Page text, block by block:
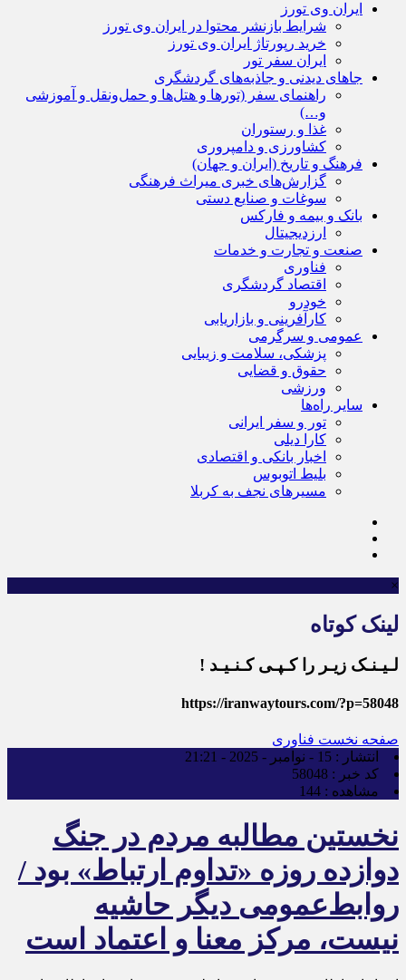
ایران وی تورز
شرایط بازنشر محتوا در ایران وی تورز
خرید رپورتاژ ایران وی تورز
ایران سفر تور
جاهای دیدنی و جاذبه‌های گردشگری
راهنمای سفر (تورها و هتل‌ها و حمل‌و‌نقل و آموزشی
و…)
غذا و رستوران
کشاورزی و دامپروری
فرهنگ و تاریخ (ایران و جهان)
گزارش‌های خبری میراث فرهنگی
سوغات و صنایع دستی
بانک و بیمه و فارکس
ارزدیجیتال
صنعت و تجارت و خدمات
فناوری
اقتصاد گردشگری
خودرو
کارآفرینی و بازاریابی
عمومی و سرگرمی
پزشکی، سلامت و زیبایی
حقوق و قضایی
ورزشی
سایر راه‌ها
تور و سفر ایرانی
کارا دیلی
اخبار بانکی و اقتصادی
بلیط اتوبوس
مسیرهای نجف به کربلا
×
لینک کوتاه
لـیـنـک زیـر را کـپـی کـنـیـد !
https://iranwaytours.com/?p=58048
صفحه نخست فناوری
انتشار : 15 - نوامبر - 2025 - 21:21
کد خبر : 58048
مشاهده : 144
نخستین مطالبه مردم در جنگ
دوازده روزه «تداوم ارتباط» بود /
روابط‌عمومی دیگر حاشیه
نیست، مرکز معنا و اعتماد است